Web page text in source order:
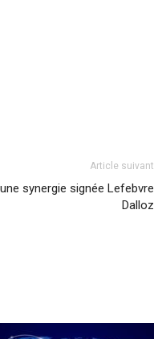
Article suivant
synergie signée Lefebvre
Dalloz